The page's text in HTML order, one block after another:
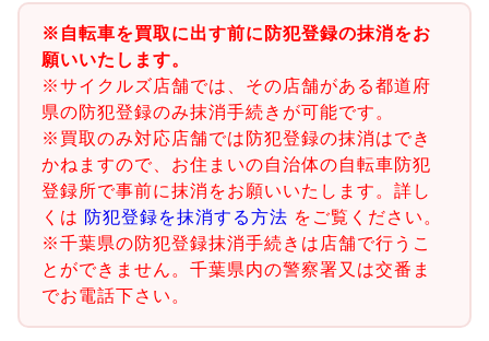
※自転車を買取に出す前に防犯登録の抹消をお
願いいたします。
※サイクルズ店舗では、その店舗がある都道府
県の防犯登録のみ抹消手続きが可能です。
※買取のみ対応店舗では防犯登録の抹消はでき
かねますので、お住まいの自治体の自転車防犯
登録所で事前に抹消をお願いいたします。詳し
くは 防犯登録を抹消する方法 をご覧ください。
※千葉県の防犯登録抹消手続きは店舗で行うこ
とができません。千葉県内の警察署又は交番ま
でお電話下さい。